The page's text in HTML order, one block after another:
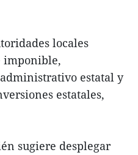
locales
imponible,
estatal y
estatales,
sugiere desplegar